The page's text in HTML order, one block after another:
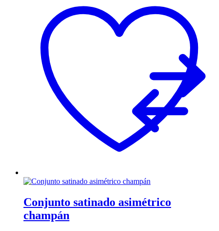
Conjunto satinado asimétrico
champán